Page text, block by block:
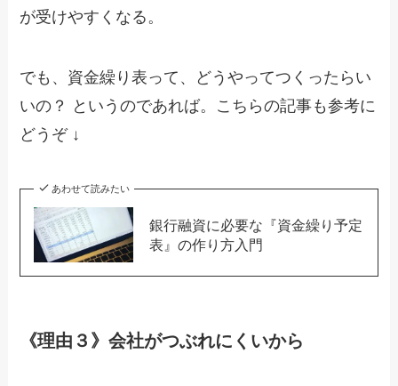
が受けやすくなる。
でも、資金繰り表って、どうやってつくったらい
いの？ というのであれば。こちらの記事も参考に
どうぞ ↓
あわせて読みたい
銀行融資に必要な『資金繰り予定
表』の作り方入門
《理由３》会社がつぶれにくいから